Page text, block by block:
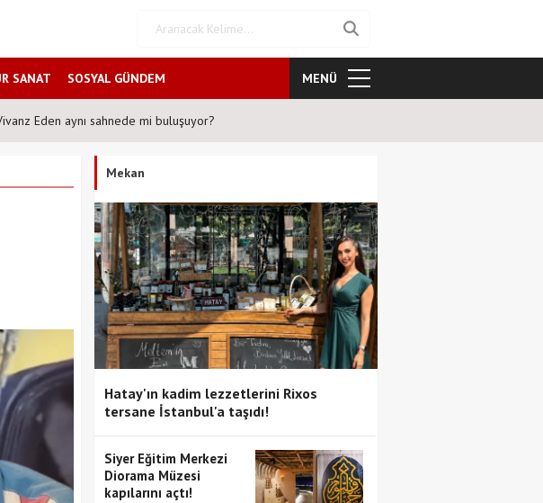
SANAT SOSYAL GÜNDEM MENÜ
kumpas'' sürprizi!
Mekan
Hatay'ın kadim lezzetlerini Rixos
tersane İstanbul'a taşıdı!
Siyer Eğitim Merkezi
Diorama Müzesi
kapılarını açtı!